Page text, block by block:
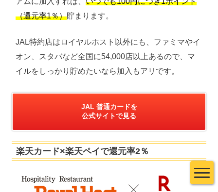
（還元率1％）貯まります。
JAL特約店はロイヤルホスト以外にも、ファミマやイ
オン、スタバなど全国に54,000店以上あるので、マ
イルをしっかり貯めたいなら加入もアリです。
JAL 普通カードを
公式サイトで見る
楽天カード×楽天ペイで還元率2％